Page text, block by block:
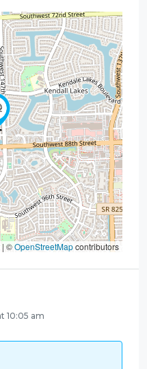
| ©OpenStreetMapcontributors
10:05 am